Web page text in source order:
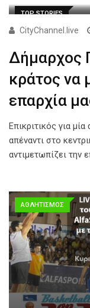
TOP STORIES
CityChannel.live
Δήμαρχος
κράτος να
επαρχία
Επικριτικός για
απέναντι στο
αντιμετωπίζει την
ΑΘΛΗΤΙΣΜΟΣ